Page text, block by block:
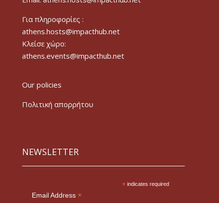
Για πληροφορίες :
athens.hosts@impacthub.net
Κλείσε χώρο:
athens.events@impacthub.net
Our policies
Πολιτική απορρήτου
NEWSLETTER
* indicates required
Email Address *